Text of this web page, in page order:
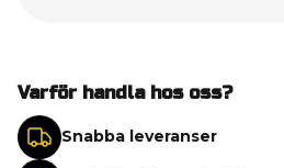
Varför handla hos oss?
Snabba leveranser